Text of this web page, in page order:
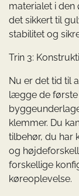
materialet i
det sikkert til
stabilitet og
Trin 3:
Nu er det tid til
lægge de første
klemmer. Du
tilbehør, du har
og
forskellige
køreoplevelse.